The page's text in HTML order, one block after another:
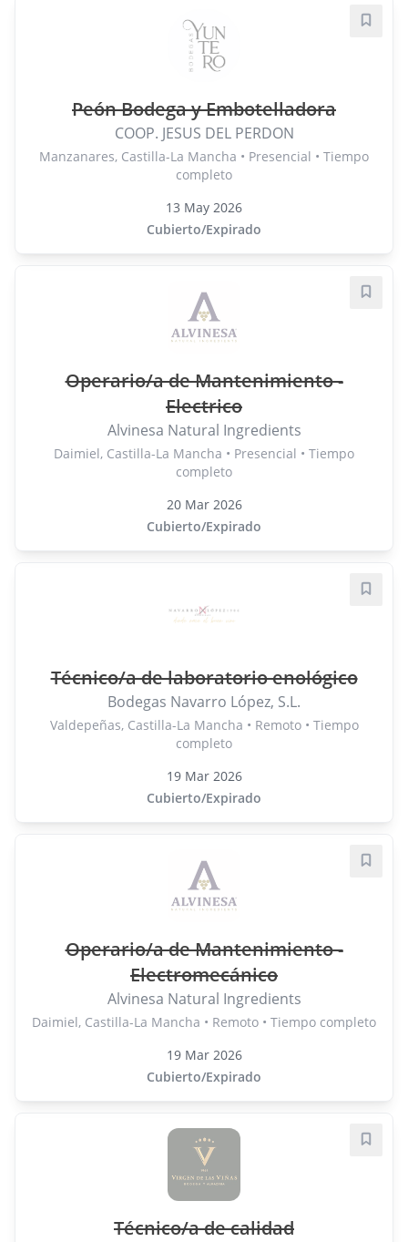
Peón Bodega y Embotelladora
COOP. JESUS DEL PERDON
Manzanares, Castilla-La Mancha • Presencial • Tiempo
completo
13 May 2026
Cubierto/Expirado
Operario/a de Mantenimiento -
Electrico
Alvinesa Natural Ingredients
Daimiel, Castilla-La Mancha • Presencial • Tiempo
completo
20 Mar 2026
Cubierto/Expirado
Técnico/a de laboratorio enológico
Bodegas Navarro López, S.L.
Valdepeñas, Castilla-La Mancha • Remoto • Tiempo
completo
19 Mar 2026
Cubierto/Expirado
Operario/a de Mantenimiento -
Electromecánico
Alvinesa Natural Ingredients
Daimiel, Castilla-La Mancha • Remoto • Tiempo completo
19 Mar 2026
Cubierto/Expirado
Técnico/a de calidad